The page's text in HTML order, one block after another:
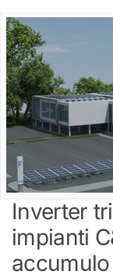
Inverter
impianti
accumulo